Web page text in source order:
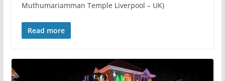
Muthumariamman Temple Liverpool – UK)
Read more